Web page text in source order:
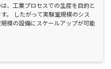
、工業プロセスでの生産を目的と
。 したがって実験室規模のシス
模の設備にスケールアップが可能